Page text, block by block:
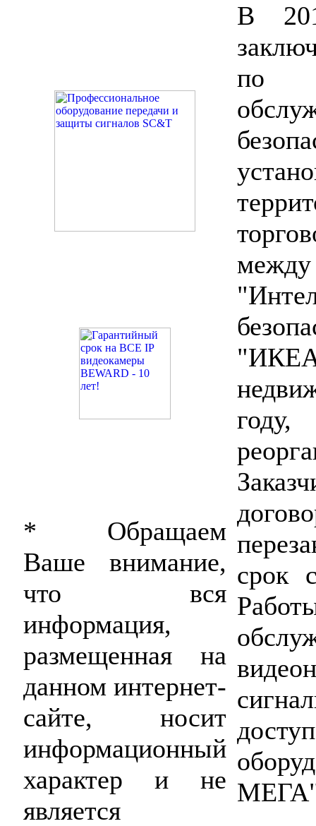
* Обращаем
Ваше внимание,
что вся
информация,
размещенная на
данном интернет-
сайте, носит
информационный
характер и не
является
В
по
срок